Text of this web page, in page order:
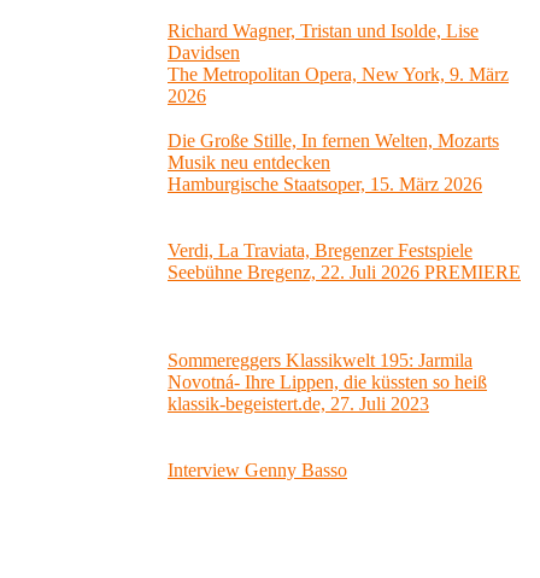
Richard Wagner, Tristan und Isolde, Lise
Davidsen
The Metropolitan Opera, New York, 9. März
2026
Die Große Stille, In fernen Welten, Mozarts
Musik neu entdecken
Hamburgische Staatsoper, 15. März 2026
Verdi, La Traviata, Bregenzer Festspiele
Seebühne Bregenz, 22. Juli 2026 PREMIERE
Sommereggers Klassikwelt 195: Jarmila
Novotná- Ihre Lippen, die küssten so heiß
klassik-begeistert.de, 27. Juli 2023
Interview Genny Basso